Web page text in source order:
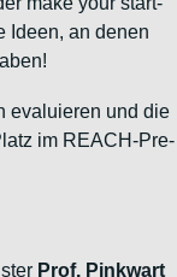
Ideen, an denen
evaluieren und die
im REACH-Pre-
Prof. Pinkwart